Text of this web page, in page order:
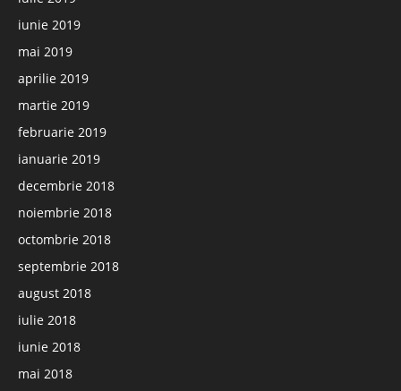
iunie 2019
mai 2019
aprilie 2019
martie 2019
februarie 2019
ianuarie 2019
decembrie 2018
noiembrie 2018
octombrie 2018
septembrie 2018
august 2018
iulie 2018
iunie 2018
mai 2018